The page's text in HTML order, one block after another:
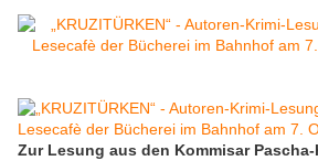
Zur Lesung aus den Kommisar